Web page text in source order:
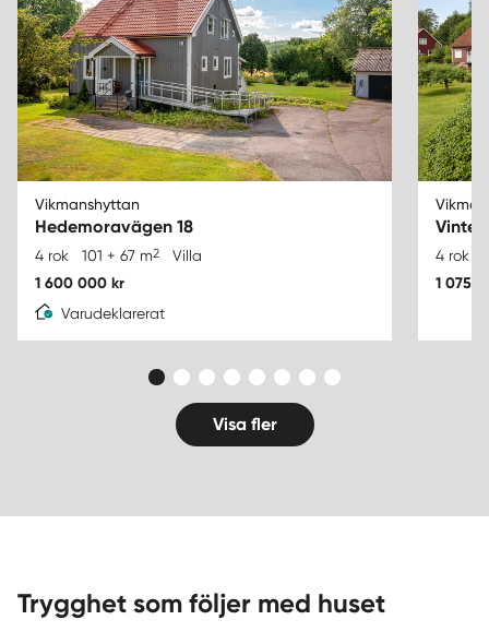
Vikmanshyttan
Hedemoravägen 18
4 rok 101 + 67 m2 Villa
1 600 000 kr
Varudeklarerat
4 rok
1 075
Visa fler
Trygghet som följer med huset